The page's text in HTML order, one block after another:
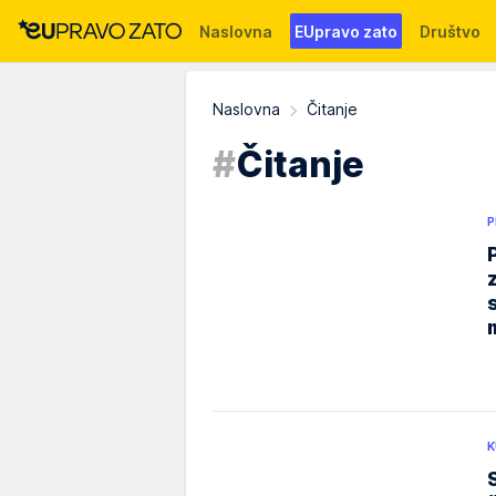
Naslovna EUpravo zato Društvo
Naslovna
Čitanje
#Čitanje